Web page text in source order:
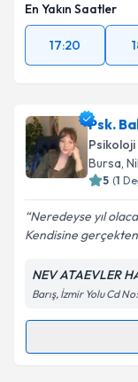
En Yakın Saatler
17:20
Psk.
Psikoloji
Bursa,
5 (1
Neredeyse yıl
Kendisine
NEV ATAEVLER
Barış, İzmir Yolu Cd
Randevu